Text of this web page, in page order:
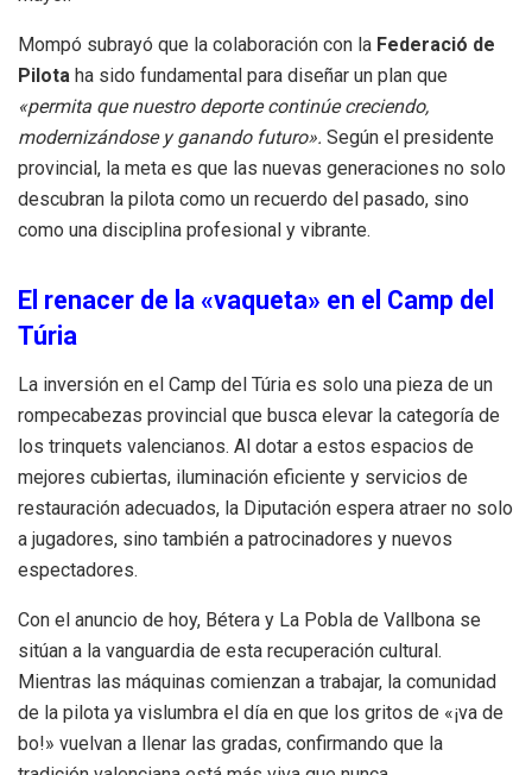
Mompó subrayó que la colaboración con la Federació de
Pilota ha sido fundamental para diseñar un plan que
«permita que nuestro deporte continúe creciendo,
modernizándose y ganando futuro». Según el presidente
provincial, la meta es que las nuevas generaciones no solo
descubran la pilota como un recuerdo del pasado, sino
como una disciplina profesional y vibrante.
El renacer de la «vaqueta» en el Camp del
Túria
La inversión en el Camp del Túria es solo una pieza de un
rompecabezas provincial que busca elevar la categoría de
los trinquets valencianos. Al dotar a estos espacios de
mejores cubiertas, iluminación eficiente y servicios de
restauración adecuados, la Diputación espera atraer no solo
a jugadores, sino también a patrocinadores y nuevos
espectadores.
Con el anuncio de hoy, Bétera y La Pobla de Vallbona se
sitúan a la vanguardia de esta recuperación cultural.
Mientras las máquinas comienzan a trabajar, la comunidad
de la pilota ya vislumbra el día en que los gritos de «¡va de
bo!» vuelvan a llenar las gradas, confirmando que la